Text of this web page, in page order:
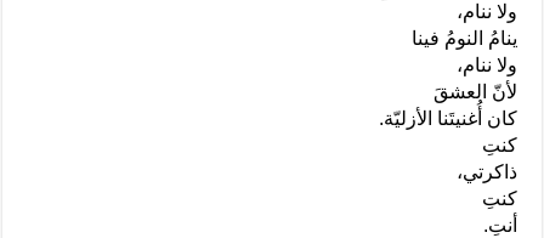
ولا ننام،
ينامُ النومُ فينا
ولا ننام،
لأنّ العشقَ
كان أُغنيتَنا الأزليّة.
كنتِ
ذاكرتي،
كنتِ
أنتِ.